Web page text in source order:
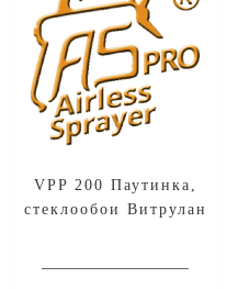
VPP 200 Паутинка,
стеклообои Витрулан